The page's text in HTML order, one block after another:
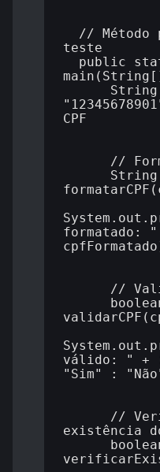
// Método
teste
public
String
CPF
//
String
formatado:
//
boolean
válido: " +
"Sim" :
//
existência
boolean